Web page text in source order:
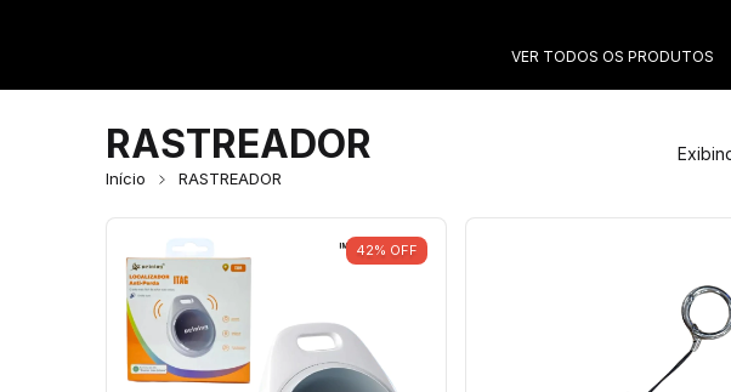
VER TODOS OS PRODUTOS
RASTREADOR
Início RASTREADOR
42% OFF